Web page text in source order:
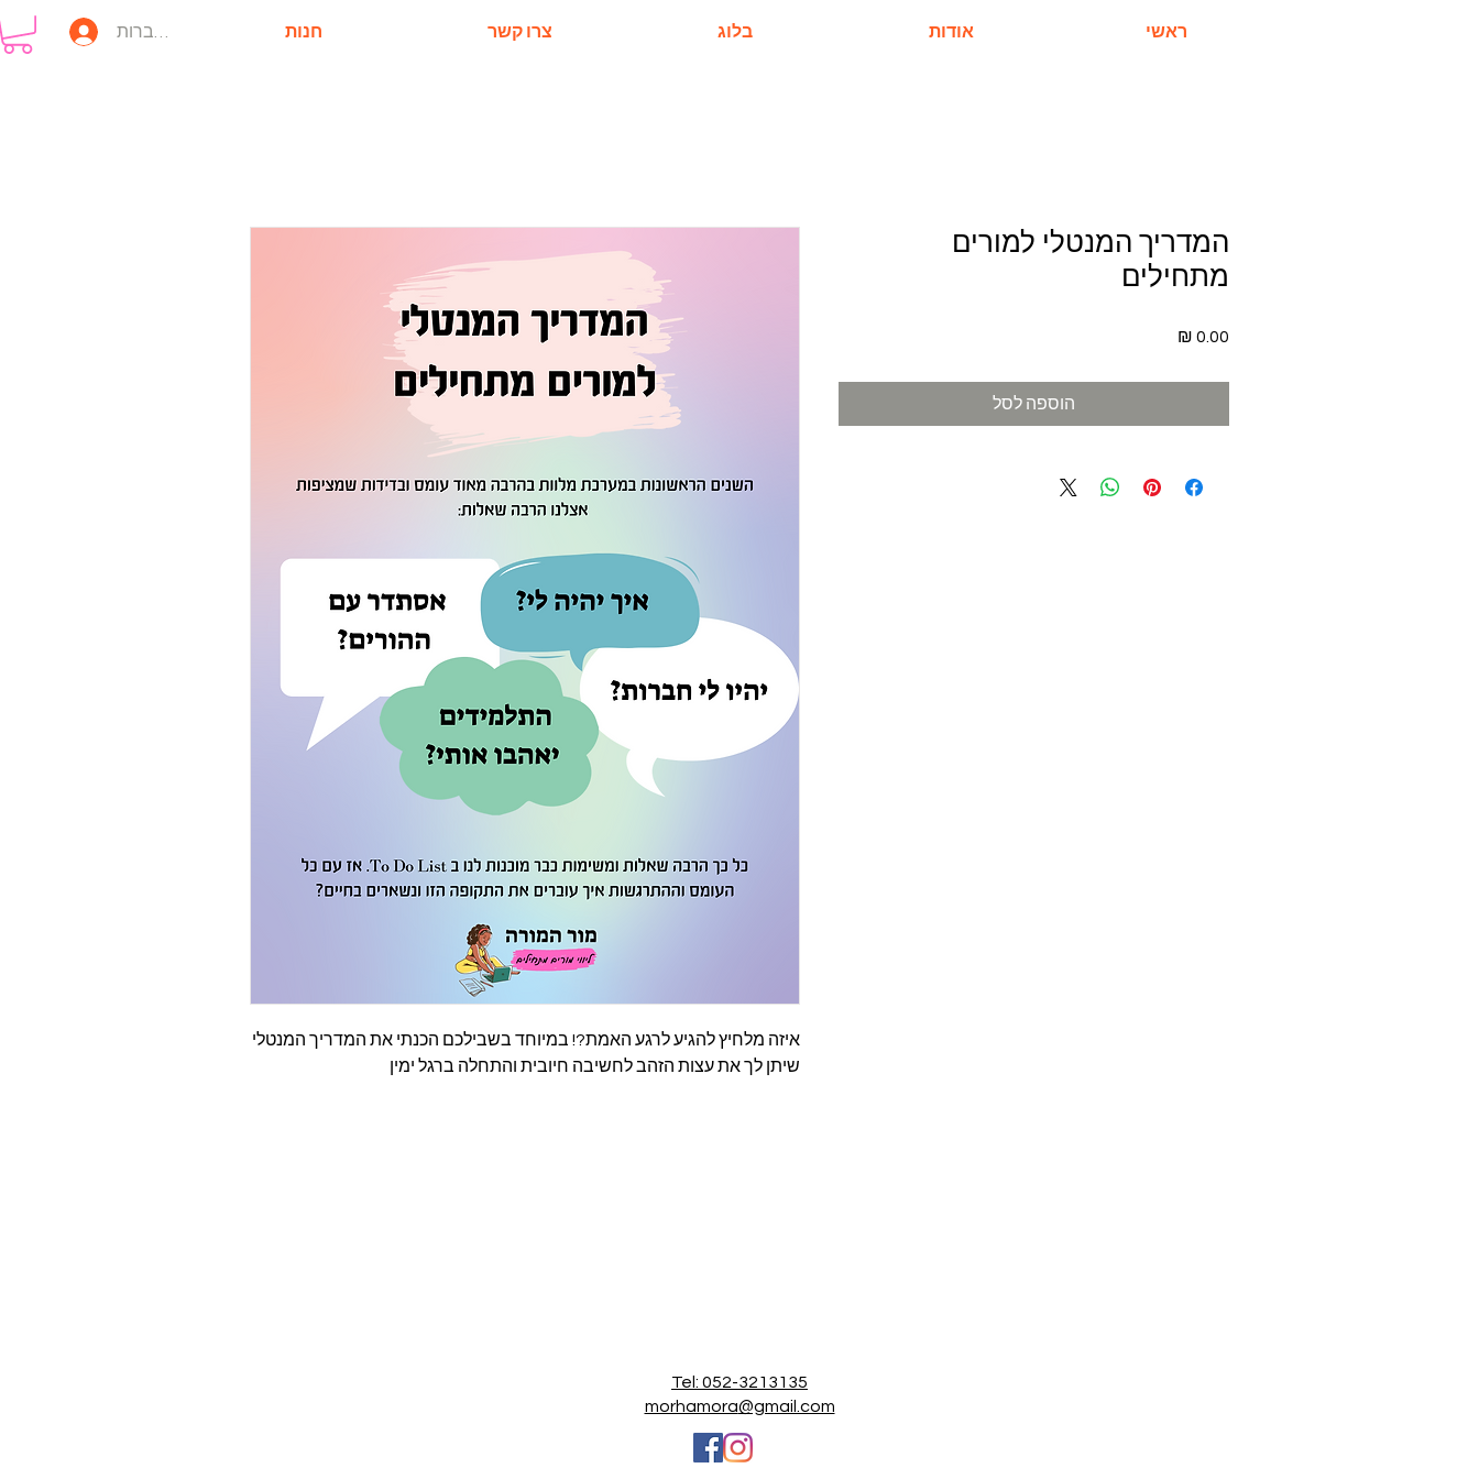
להתחברות ראשי אודות בלוג צרו קשר חנות
איזה מלחיץ להגיע לרגע האמת?! במיוחד בשבילכם הכנתי את המדריך המנטלי
שיתן לך את עצות הזהב לחשיבה חיובית והתחלה ברגל ימין
המדריך המנטלי למורים
מתחילים
הוספה לסל
Tel: 052-3213135
morhamora@gmail.com